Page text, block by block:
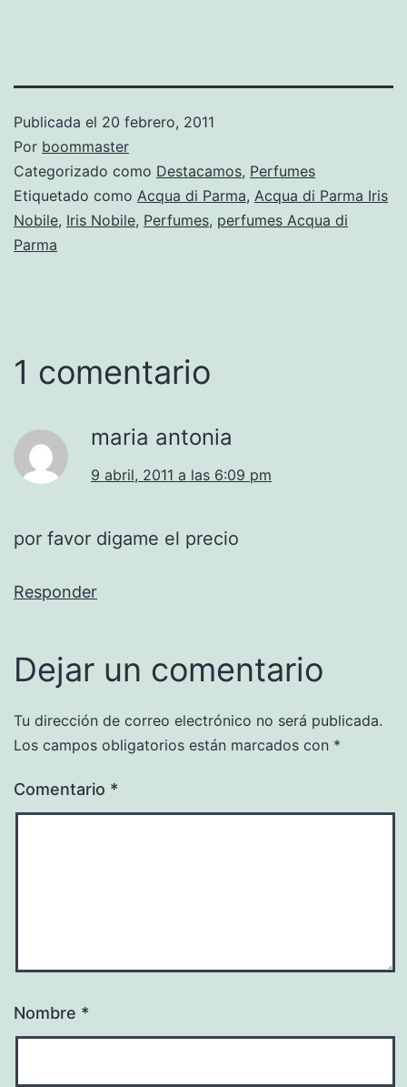
Publicada el 20 febrero, 2011
Por boommaster
Categorizado como Destacamos, Perfumes
Etiquetado como Acqua di Parma, Acqua di Parma Iris
Nobile, Iris Nobile, Perfumes, perfumes Acqua di
Parma
1 comentario
maria antonia
9 abril, 2011 a las 6:09 pm
por favor digame el precio
Responder
Dejar un comentario
Tu dirección de correo electrónico no será publicada.
Los campos obligatorios están marcados con *
Comentario *
Nombre *